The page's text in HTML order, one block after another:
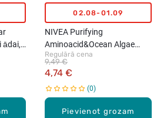
ādai,
Pievienot grozam
02.08-01.09
NIVEA Purifying
Aminoacid&Ocean Algae
micelārais ūdens sejai, 400ml
Regulārā cena
4,74 €
9,49 €
0